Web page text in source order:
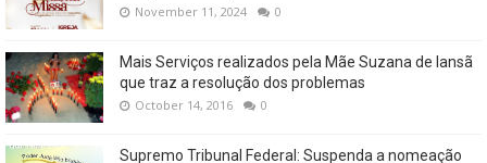
November 11, 2024 0
Mais Serviços realizados pela Mãe Suzana de Iansã
que traz a resolução dos problemas
October 14, 2016 0
Supremo Tribunal Federal: Suspenda a nomeação